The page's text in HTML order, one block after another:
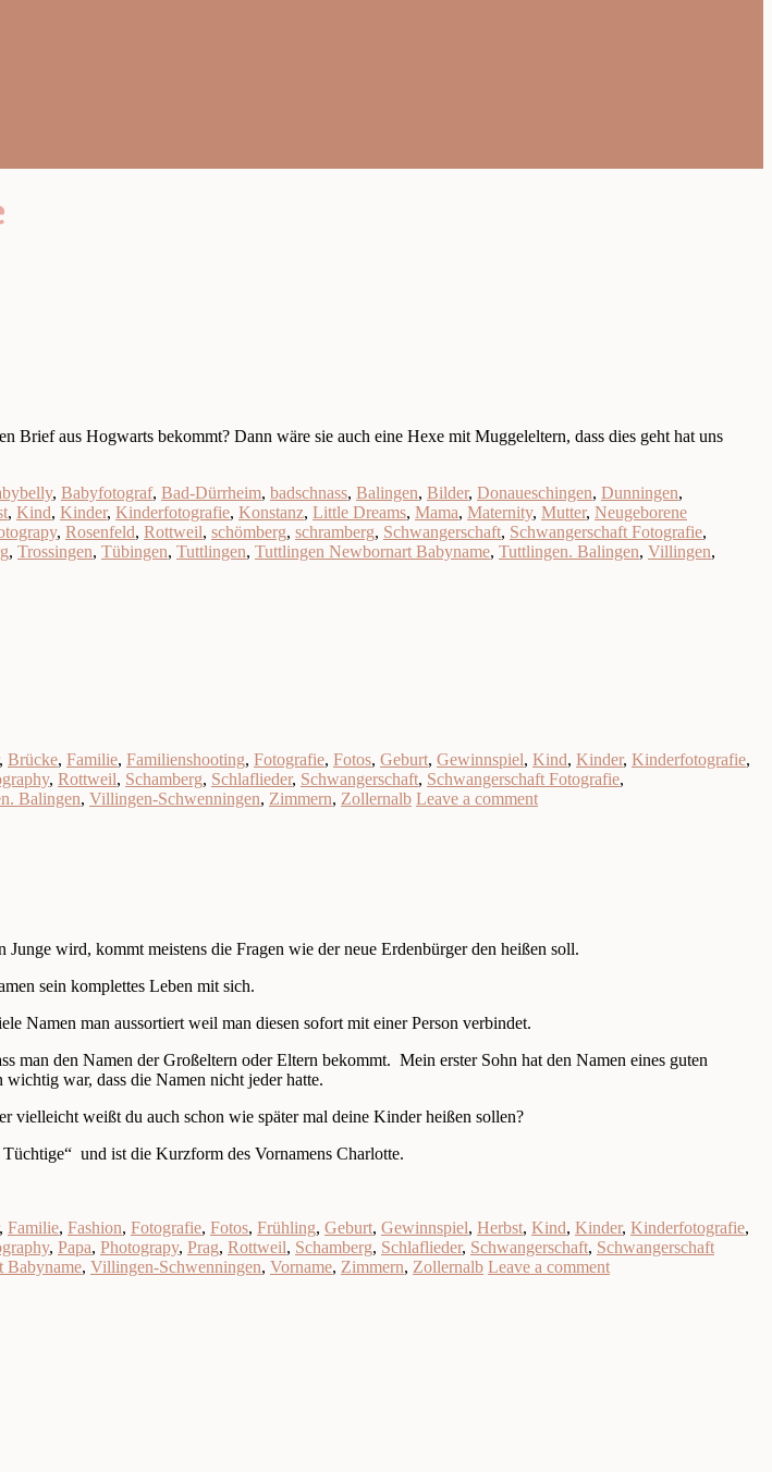
aus Hogwarts bekommt? Dann wäre sie auch eine Hexe mit Muggeleltern, dass dies geht hat uns
, Babyfotograf, Bad-Dürrheim, badschnass, Balingen, Bilder, Donaueschingen, Dunningen,
, Kind, Kinder, Kinderfotografie, Konstanz, Little Dreams, Mama, Maternity, Mutter, Neugeborene
, Rosenfeld, Rottweil, schömberg, schramberg, Schwangerschaft, Schwangerschaft Fotografie,
, Trossingen, Tübingen, Tuttlingen, Tuttlingen Newbornart Babyname, Tuttlingen. Balingen, Villingen,
, Brücke, Familie, Familienshooting, Fotografie, Fotos, Geburt, Gewinnspiel, Kind, Kinder, Kinderfotografie,
, Rottweil, Schamberg, Schlaflieder, Schwangerschaft, Schwangerschaft Fotografie,
Balingen, Villingen-Schwenningen, Zimmern, Zollernalb Leave a comment
wird, kommt meistens die Fragen wie der neue Erdenbürger den heißen soll.
sein komplettes Leben mit sich.
Namen man aussortiert weil man diesen sofort mit einer Person verbindet.
man den Namen der Großeltern oder Eltern bekommt. Mein erster Sohn hat den Namen eines guten
war, dass die Namen nicht jeder hatte.
vielleicht weißt du auch schon wie später mal deine Kinder heißen sollen?
und ist die Kurzform des Vornamens Charlotte.
, Familie, Fashion, Fotografie, Fotos, Frühling, Geburt, Gewinnspiel, Herbst, Kind, Kinder, Kinderfotografie,
, Papa, Photograpy, Prag, Rottweil, Schamberg, Schlaflieder, Schwangerschaft, Schwangerschaft
Babyname, Villingen-Schwenningen, Vorname, Zimmern, Zollernalb Leave a comment